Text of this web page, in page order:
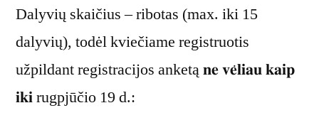
Dalyvių skaičius – ribotas (max. iki 15
dalyvių), todėl kviečiame registruotis
užpildant registracijos anketą 𝐧𝐞 𝐯𝐞̇𝐥𝐢𝐚𝐮 𝐤𝐚𝐢𝐩
𝐢𝐤𝐢 rugpjūčio 19 d.: